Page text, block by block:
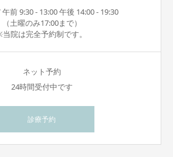
前 9:30 - 13:00 午後 14:00 - 19:30
（土曜のみ17:00まで）
院は完全予約制です。
ネット予約
24時間受付中です
診療予約